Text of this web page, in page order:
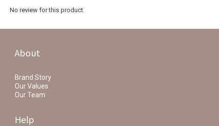
No review for this product
About
Brand Story
Our Values
Our Team
Help